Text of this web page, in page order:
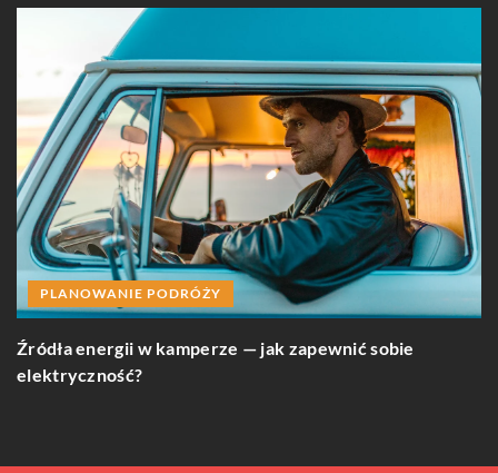
PLANOWANIE PODRÓŻY
Źródła energii w kamperze — jak zapewnić sobie
elektryczność?